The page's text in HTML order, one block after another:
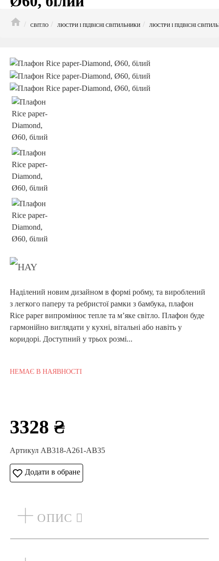
СВІТЛО
ЛЮСТРИ І ПІДВІСНІ СВІТИЛЬНИКИ ЛЮСТРИ І ПІДВІСНІ
Наділений новим дизайном в формі робму, та вироблений
з легкого паперу та ребристої рамки з бамбука, плафон
Rice paper випромінює тепле та м’яке світло. Плафон буде
гармонійно виглядати у кухні, вітальні або навіть у
коридорі. Доступний у трьох розмі...
НЕМАЄ В НАЯВНОСТІ
3328 ₴
Артикул AB318-A261-AB35
Додати в обране
ОПИС